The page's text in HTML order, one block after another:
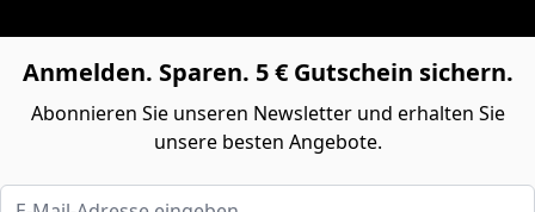
Anmelden. Sparen. 5 € Gutschein sichern.
Abonnieren Sie unseren Newsletter und erhalten Sie
unsere besten Angebote.
E-Mail-Adresse eingeben